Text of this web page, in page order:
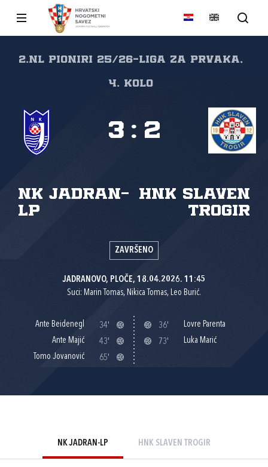
2.nl Pioniri 25/26-Liga za prvaka,
4. kolo
NK Jadran-
LP
HNK Slaven
Trogir
3 : 2
ZAVRŠENO
JADRANOVO, PLOČE, 18.04.2026. 11:45
Suci: Marin Tomas, Nikica Tomas, Leo Burić.
Ante Beidenegl
34'
Ante Majić
43'
Tomo Jovanović
65'
36'
Lovre Parenta
73'
Luka Marić
NK JADRAN-LP HNK SLAVEN TROGIR